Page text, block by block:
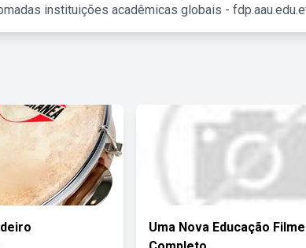
instituições acadêmicas globais -
Uma Nova Educação Filme